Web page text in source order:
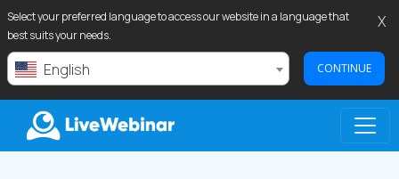
Select your preferred language to access our website in a language that
best suits your needs.
English CONTINUE
X